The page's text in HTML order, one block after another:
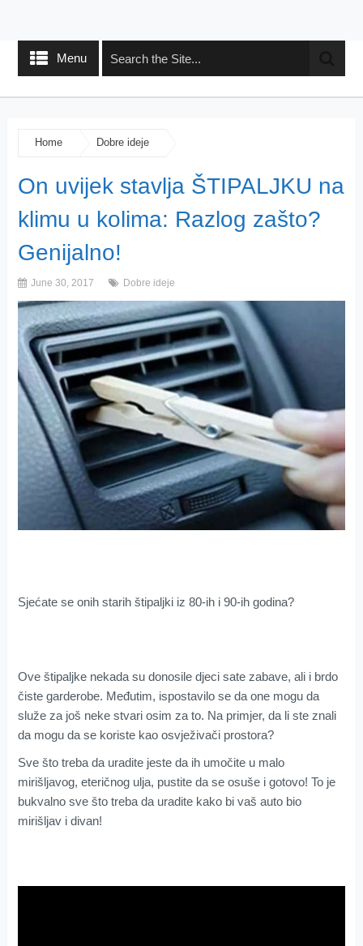
Menu
Home Dobre ideje
On uvijek stavlja ŠTIPALJKU na
klimu u kolima: Razlog zašto?
Genijalno!
June 30, 2017 Dobre ideje
Sjećate se onih starih štipaljki iz 80-ih i 90-ih godina?
Ove štipaljke nekada su donosile djeci sate zabave, ali i brdo
čiste garderobe. Međutim, ispostavilo se da one mogu da
služe za još neke stvari osim za to. Na primjer, da li ste znali
da mogu da se koriste kao osvježivači prostora?
Sve što treba da uradite jeste da ih umočite u malo
mirišljavog, eteričnog ulja, pustite da se osuše i gotovo! To je
bukvalno sve što treba da uradite kako bi vaš auto bio
mirišljav i divan!